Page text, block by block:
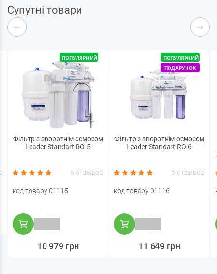
Супутні товари
ПОПУЛЯРНИЙ
Фільтр з зворотнім осмосом
Leader Standart RO-5
5 отзывов
код товару 01115
10 979 грн
ПОПУЛЯРНИЙ
ПОДАРУНОК
Фільтр з зворотнім осмосом
Leader Standart RO-6
6 отзывов
код товару 01116
11 649 грн